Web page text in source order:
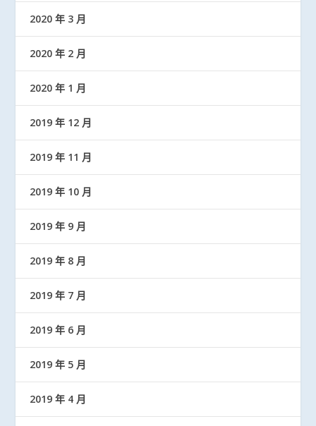
2020 年 3 月
2020 年 2 月
2020 年 1 月
2019 年 12 月
2019 年 11 月
2019 年 10 月
2019 年 9 月
2019 年 8 月
2019 年 7 月
2019 年 6 月
2019 年 5 月
2019 年 4 月